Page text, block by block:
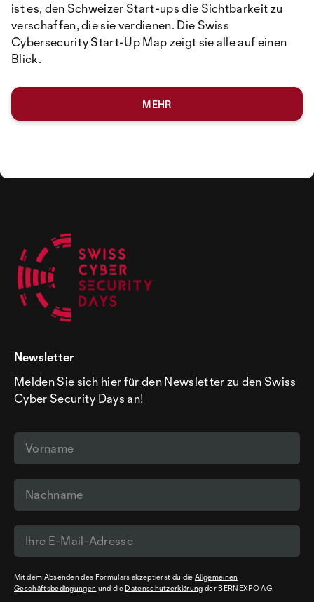
ist es, den Schweizer Start-ups die Sichtbarkeit zu
verschaffen, die sie verdienen. Die Swiss
Cybersecurity Start-Up Map zeigt sie alle auf einen
Blick.
MEHR
Newsletter
Melden Sie sich hier für den Newsletter zu den Swiss
Cyber Security Days an!
Mit dem Absenden des Formulars akzeptierst du dieAllgemeinen
Geschäftsbedingungen und die Datenschutzerklärung der BERNEXPO AG.